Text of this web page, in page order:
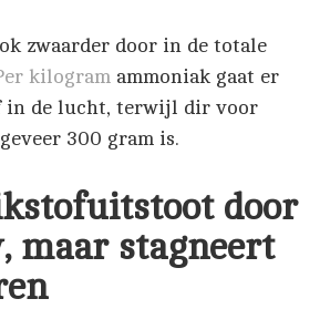
zwaarder door in de totale
kilogram ammoniak gaat er
in de lucht, terwijl dir voor
300 gram is.
door
maar stagneert